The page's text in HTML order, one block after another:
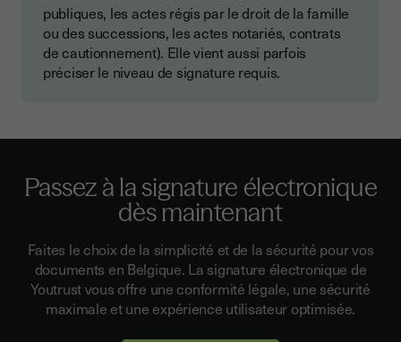
publiques, les actes régis par le droit de la famille
ou des successions, les actes notariés, contrats
de cautionnement). Elle vient aussi parfois
préciser le niveau de signature requis.
Passez à la signature électronique
dès maintenant
Faites le choix de la simplicité et de la sécurité pour vos
documents en Belgique. La signature électronique de
Youtrust vous offre une conformité légale, une sécurité
maximale et une expérience utilisateur optimisée.